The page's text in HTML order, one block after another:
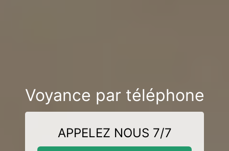
Voyance par téléphone
APPELEZ NOUS 7/7